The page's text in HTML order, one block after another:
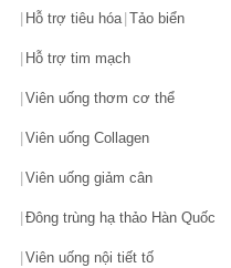
Hỗ trợ tiêu hóa Tảo biển
Hỗ trợ tim mạch
Viên uống thơm cơ thể
Viên uống Collagen
Viên uống giảm cân
Đông trùng hạ thảo Hàn Quốc
Viên uống nội tiết tố